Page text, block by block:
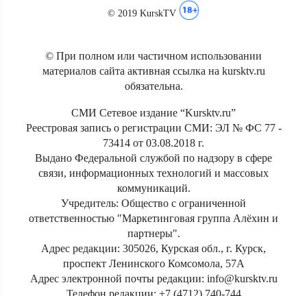
© 2019 KurskTV
© При полном или частичном использовании
материалов сайта активная ссылка на kursktv.ru
обязательна.
СМИ Сетевое издание “Kursktv.ru”
Реестровая запись о регистрации СМИ: ЭЛ № ФС 77 -
73414 от 03.08.2018 г.
Выдано Федеральной службой по надзору в сфере
связи, информационных технологий и массовых
коммуникаций.
Учредитель: Общество с ограниченной
ответственностью "Маркетинговая группа Алёхин и
партнеры".
Адрес редакции: 305026, Курская обл., г. Курск,
проспект Ленинского Комсомола, 57А
Адрес электронной почты редакции: info@kursktv.ru